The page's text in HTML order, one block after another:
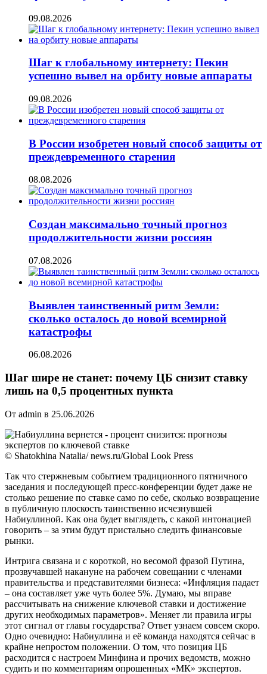
09.08.2026
Шаг к глобальному интернету: Пекин
успешно вывел на орбиту новые аппараты
09.08.2026
В России изобретен новый способ защиты от
преждевременного старения
08.08.2026
Создан максимально точный прогноз
продолжительности жизни россиян
07.08.2026
Выявлен таинственный ритм Земли:
сколько осталось до новой всемирной
катастрофы
06.08.2026
Шаг шире не станет: почему ЦБ снизит ставку
лишь на 0,5 процентных пункта
От admin в 25.06.2026
© Shatokhina Natalia/ news.ru/Global Look Press
Так что стержневым событием традиционного пятничного
заседания и последующей пресс-конференции будет даже не
столько решение по ставке само по себе, сколько возвращение
в публичную плоскость таинственно исчезнувшей
Набиуллиной. Как она будет выглядеть, с какой интонацией
говорить – за этим будут пристально следить финансовые
рынки.
Интрига связана и с короткой, но весомой фразой Путина,
прозвучавшей накануне на рабочем совещании с членами
правительства и представителями бизнеса: «Инфляция падает
– она составляет уже чуть более 5%. Думаю, мы вправе
рассчитывать на снижение ключевой ставки и достижение
других необходимых параметров». Меняет ли правила игры
этот сигнал от главы государства? Ответ узнаем совсем скоро.
Одно очевидно: Набиуллина и её команда находятся сейчас в
крайне непростом положении. О том, что позиция ЦБ
расходится с настроем Минфина и прочих ведомств, можно
судить и по комментариям опрошенных «МК» экспертов.